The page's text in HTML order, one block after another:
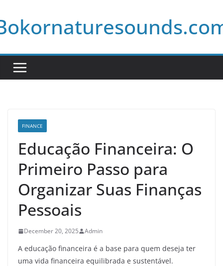
to
content
FINANCE
Educação Financeira: O
Primeiro Passo para
Organizar Suas Finanças
Pessoais
December 20, 2025 Admin
A educação financeira é a base para quem deseja ter
uma vida financeira equilibrada e sustentável.